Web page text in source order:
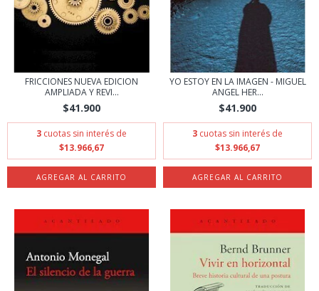
FRICCIONES NUEVA EDICION
AMPLIADA Y REVI...
$41.900
3 cuotas sin interés de
$13.966,67
YO ESTOY EN LA IMAGEN - MIGUEL
ANGEL HER...
$41.900
3 cuotas sin interés de
$13.966,67